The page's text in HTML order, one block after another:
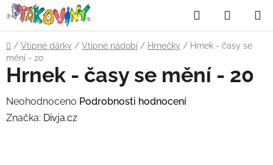
Přejít
na
obsah
Hledat
KOŠÍK
Domů
/ Vtipné dárky / Vtipné nádobí / Hrnečky / Hrnek - časy se
mění - 20
Hrnek - časy se mění - 20
Průměrné
hodnocení
Neohodnoceno Podrobnosti hodnocení
Značka: Divja.cz